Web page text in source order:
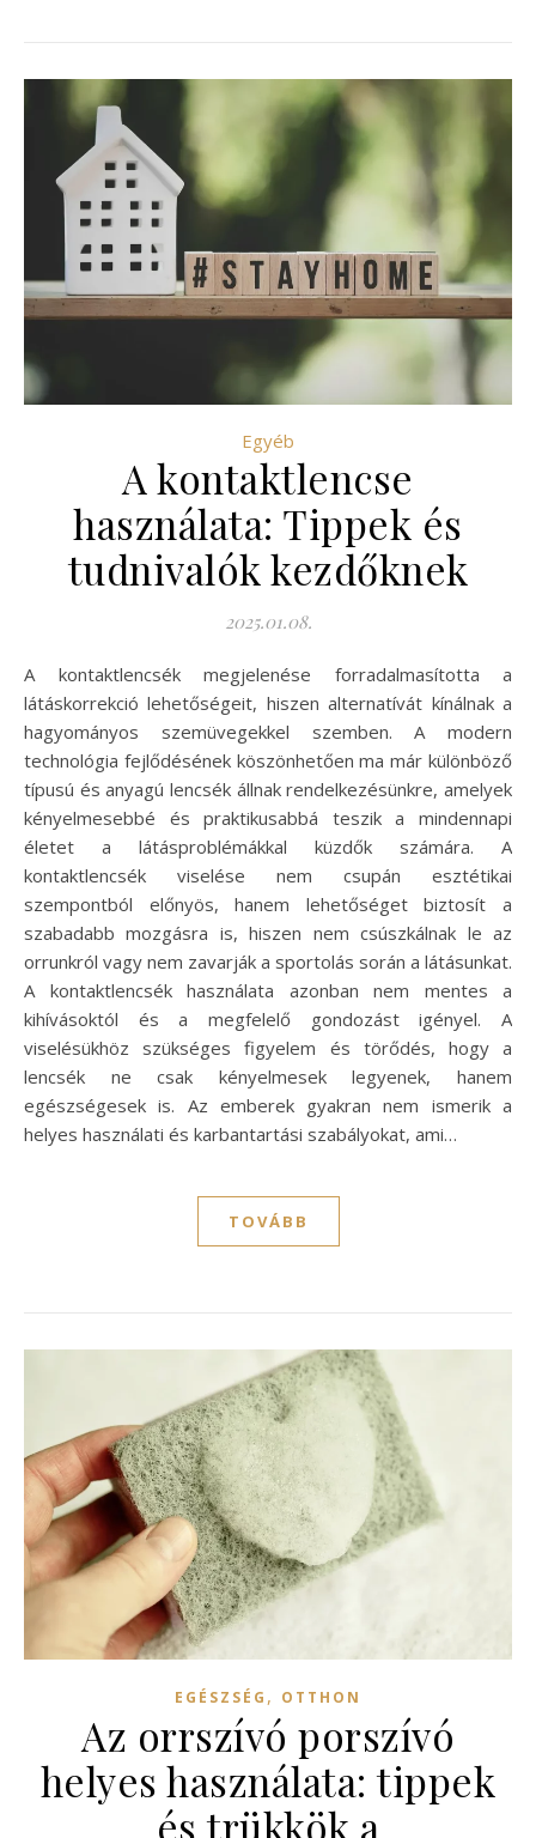
Egyéb
A kontaktlencse
használata: Tippek és
tudnivalók kezdőknek
2025.01.08.
A kontaktlencsék megjelenése forradalmasította a
látáskorrekció lehetőségeit, hiszen alternatívát kínálnak a
hagyományos szemüvegekkel szemben. A modern
technológia fejlődésének köszönhetően ma már különböző
típusú és anyagú lencsék állnak rendelkezésünkre, amelyek
kényelmesebbé és praktikusabbá teszik a mindennapi
életet a látásproblémákkal küzdők számára. A
kontaktlencsék viselése nem csupán esztétikai
szempontból előnyös, hanem lehetőséget biztosít a
szabadabb mozgásra is, hiszen nem csúszkálnak le az
orrunkról vagy nem zavarják a sportolás során a látásunkat.
A kontaktlencsék használata azonban nem mentes a
kihívásoktól és a megfelelő gondozást igényel. A
viselésükhöz szükséges figyelem és törődés, hogy a
lencsék ne csak kényelmesek legyenek, hanem
egészségesek is. Az emberek gyakran nem ismerik a
helyes használati és karbantartási szabályokat, ami…
TOVÁBB
EGÉSZSÉG , OTTHON
Az orrszívó porszívó
helyes használata: tippek
és trükkök a